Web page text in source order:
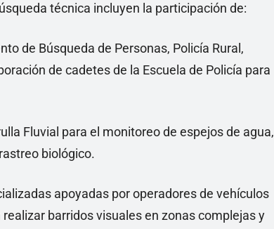
técnica incluyen la participación de:
de Búsqueda de Personas, Policía Rural,
de cadetes de la Escuela de Policía para
Fluvial para el monitoreo de espejos de agua,
biológico.
apoyadas por operadores de vehículos
barridos visuales en zonas complejas y